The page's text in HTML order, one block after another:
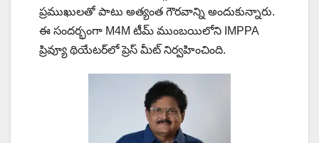
ప్రముఖులతో పాటు అత్యంత గౌరవాన్ని అందుకున్నారు.
ఈ సందర్భంగా M4M టీమ్ ముంబయిలోని IMPPA
ప్రివ్యూ థియేటర్‌లో ప్రెస్ మీట్ నిర్వహించింది.